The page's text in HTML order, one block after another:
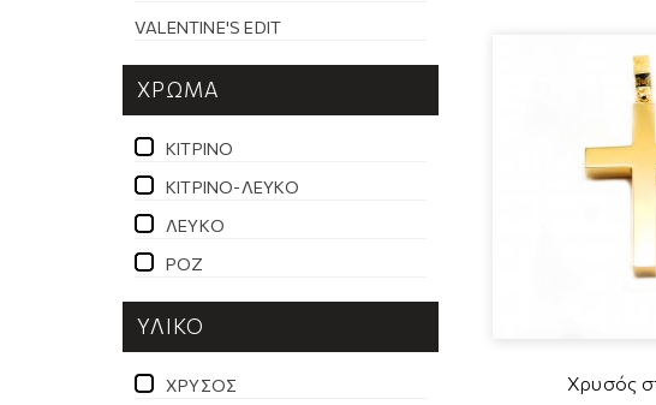
VALENTINE'S EDIT
ΧΡΏΜΑ
ΚΙΤΡΙΝΟ
ΚΙΤΡΙΝΟ-ΛΕΥΚΟ
ΛΕΥΚΌ
ΡΟΖ
ΥΛΙΚΌ
ΧΡΥΣΌΣ Χρυσός